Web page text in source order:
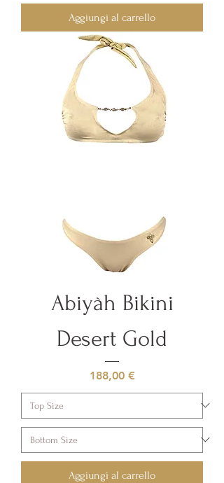
Aggiungi al carrello
Abiyàh Bikini
Desert Gold
Prezzo
188,00 €
Aggiungi al carrello